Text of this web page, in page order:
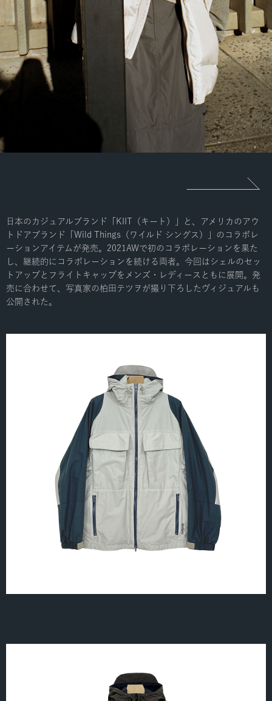
日本のカジュアルブランド「KIIT（キート）」と、アメリカのアウ
トドアブランド「Wild Things（ワイルド シングス）」のコラボレ
ーションアイテムが発売。2021AWで初のコラボレーションを果た
し、継続的にコラボレーションを続ける両者。今回はシェルのセッ
トアップとフライトキャップをメンズ・レディースともに展開。発
売に合わせて、写真家の柏田テツヲが撮り下ろしたヴィジュアルも
公開された。